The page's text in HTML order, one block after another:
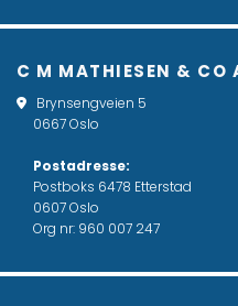
C M MATHIESEN & CO

Brynsengveien 5
0667 Oslo
Postadresse:
Postboks 6478 Etterstad
0607 Oslo
Org nr: 960 007 247